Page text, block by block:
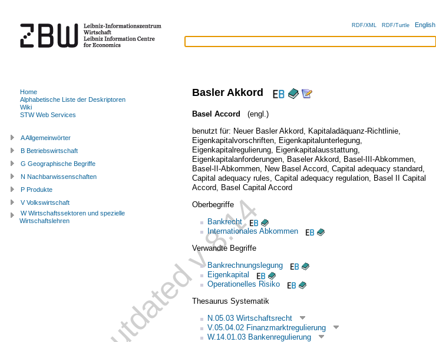
RDF/XML RDF/Turtle English
Basler Akkord
Basel Accord
(engl.)
benutzt für: Neuer Basler Akkord, Kapitaladäquanz-Richtlinie,
Eigenkapitalvorschriften, Eigenkapitalunterlegung,
Eigenkapitalregulierung, Eigenkapitalausstattung,
Eigenkapitalanforderungen, Baseler Akkord, Basel-III-Abkommen,
Basel-II-Abkommen, New Basel Accord, Capital adequacy standard,
Capital adequacy rules Capital adequacy regulation, Basel II Capital
Accord, Basel Capital Accord
Oberbegriffe
Bankrecht
Internationales Abkommen
Verwandte Begriffe
Bankrechnungslegung
Eigenkapital
Operationelles Risiko
Thesaurus Systematik
N.05.03 Wirtschaftsrecht
V.05.04.02 Finanzmarktregulierung
W.14.01.03 Bankenregulierung
Home
Alphabetische Liste der Deskriptoren
Wiki
STW Web Services
A Allgemeinwörter
B Betriebswirtschaft
G Geographische Begriffe
N Nachbarwissenschaften
P Produkte
V Volkswirtschaft
W Wirtschaftssektoren und spezielle
Wirtschaftslehren